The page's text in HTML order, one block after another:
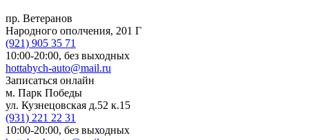
пр. Ветеранов
Народного ополчения, 201 Г
(921) 905 35 71
10:00-20:00, без выходных
hottabych-auto@mail.ru
Записаться онлайн
м. Парк Победы
ул. Кузнецовская д.52 к.15
(931) 221 22 31
10:00-20:00, без выходных